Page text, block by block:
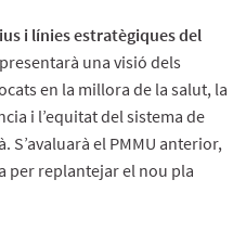
i línies estratègiques del
una visió dels
en la millora de la salut, la
i l’equitat del sistema de
el PMMU anterior,
per replantejar el nou pla